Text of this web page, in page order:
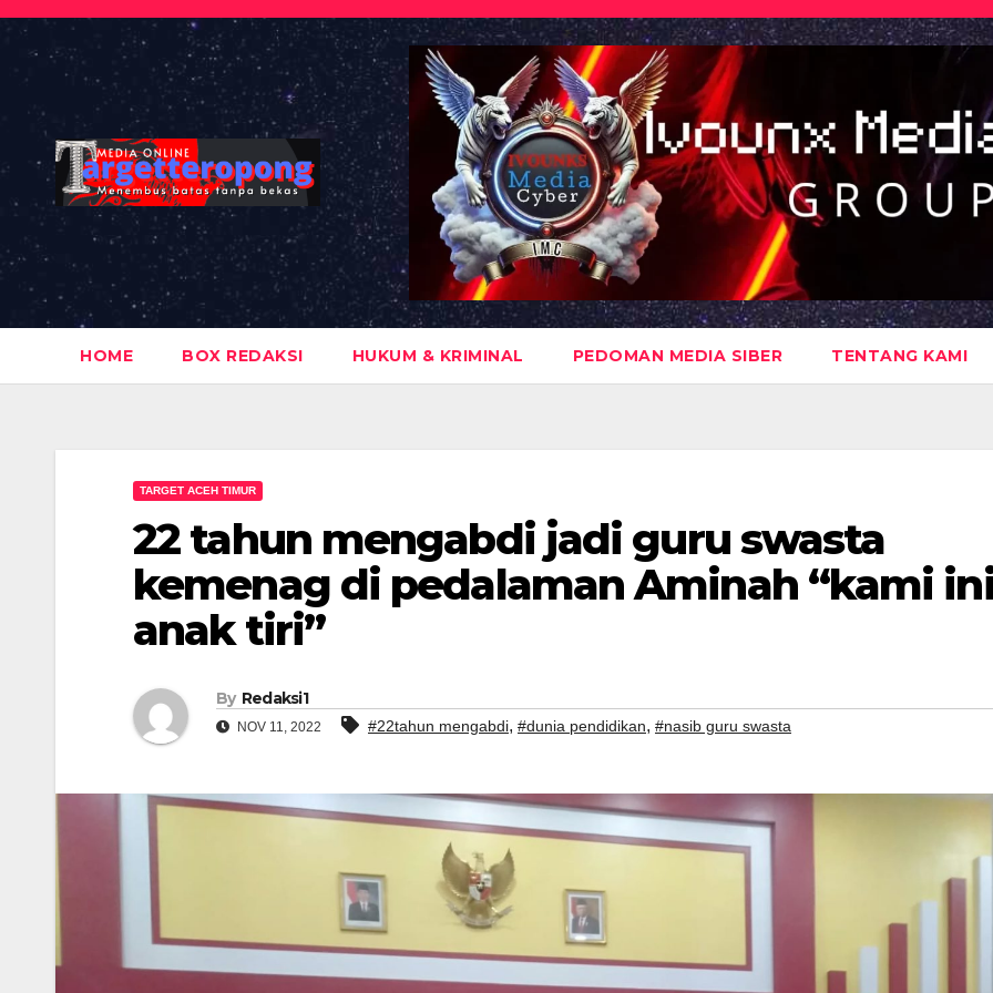
Skip
content
HOME BOX REDAKSI HUKUM & KRIMINAL PEDOMAN MEDIA SIBER TENTANG KAMI
TARGET ACEH TIMUR
22 tahun mengabdi jadi guru swasta
kemenag di pedalaman Aminah “kami
anak tiri”
By Redaksi1
NOV 11, 2022 #22tahun mengabdi, #dunia pendidikan, #nasib guru swasta